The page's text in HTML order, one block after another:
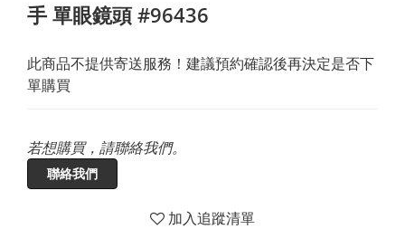
手 單眼鏡頭 #96436
此商品不提供寄送服務！建議預約確認後再決定是否下
單購買
若想購買，請聯絡我們。
聯絡我們
加入追蹤清單